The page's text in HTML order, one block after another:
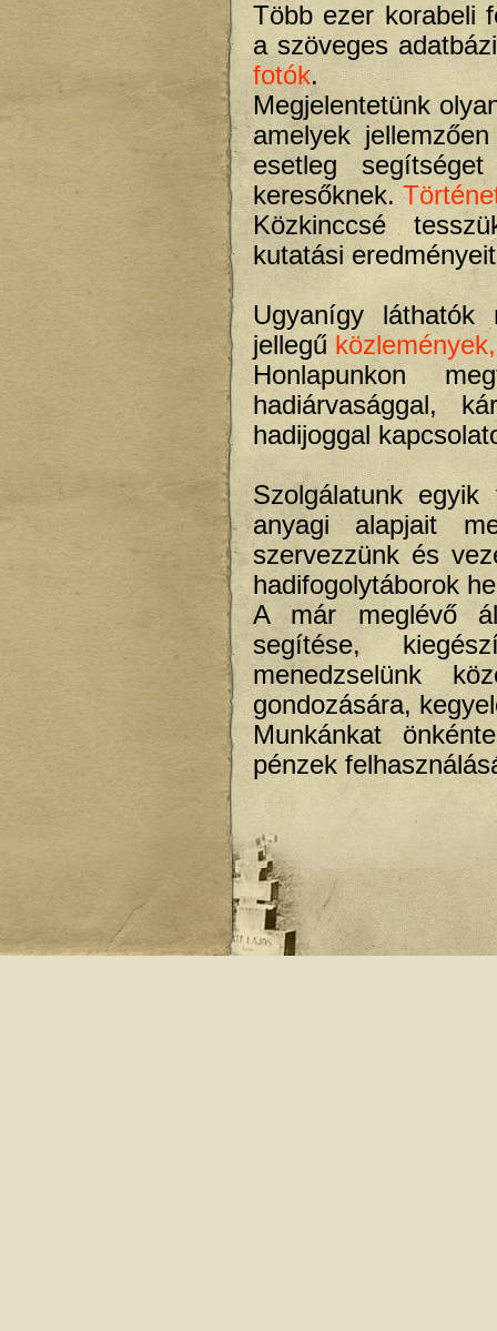
Több ezer korabeli
a szöveges
fotók.
Megjelentetünk
amelyek
esetleg
keresőknek.
Közkinccsé
kutatási
Ugyanígy láthatók
jellegű
Honlapunkon
hadiárvasággal,
hadijoggal
Szolgálatunk
anyagi alapjait
szervezzünk és
hadifogolytáborok
A már meglévő
segítése,
menedzselünk
gondozására,
Munkánkat
pénzek